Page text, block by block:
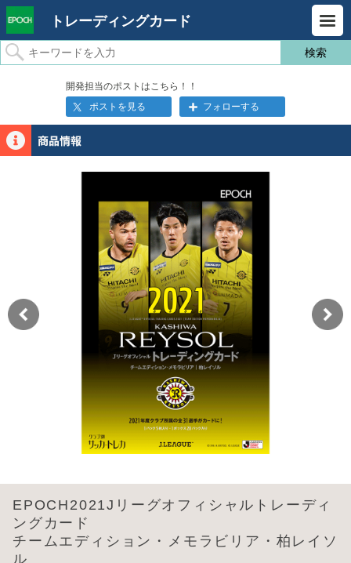
トレーディングカード
開発担当のポストはこちら！！
ポストを見る
フォローする
EPOCH2021Jリーグオフィシャルトレーディ
ングカード
チームエディション・メモラビリア・柏レイソ
ル